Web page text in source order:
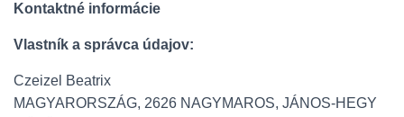
Kontaktné informácie
Vlastník a správca údajov:
Czeizel Beatrix
MAGYARORSZÁG, 2626 NAGYMAROS, JÁNOS-HEGY